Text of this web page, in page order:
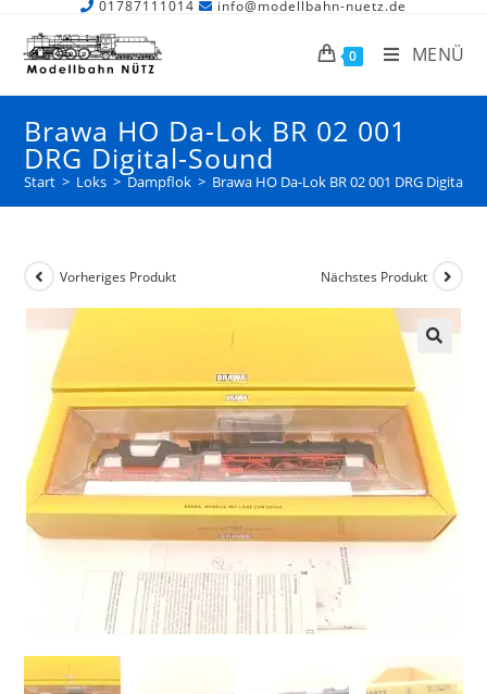
01787111014 info@modellbahn-nuetz.de
0 MENÜ
Brawa HO Da-Lok BR 02 001
DRG Digital-Sound
Start > Loks > Dampflok > Brawa HO Da-Lok BR 02 001 DRG Digital-
Vorheriges Produkt Nächstes Produkt